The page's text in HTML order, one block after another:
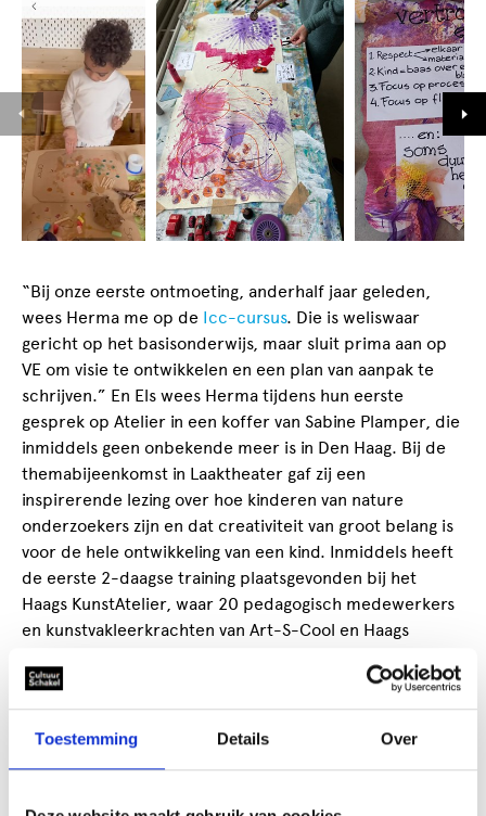
Toestemming Details Over
“Bij onze eerste ontmoeting, anderhalf jaar geleden,
wees Herma me op de Icc-cursus. Die is weliswaar
gericht op het basisonderwijs, maar sluit prima aan op
VE om visie te ontwikkelen en een plan van aanpak te
schrijven.” En Els wees Herma tijdens hun eerste
gesprek op Atelier in een koffer van Sabine Plamper, die
inmiddels geen onbekende meer is in Den Haag. Bij de
themabijeenkomst in Laaktheater gaf zij een
inspirerende lezing over hoe kinderen van nature
onderzoekers zijn en dat creativiteit van groot belang is
voor de hele ontwikkeling van een kind. Inmiddels heeft
de eerste 2-daagse training plaatsgevonden bij het
Haags KunstAtelier, waar 20 pedagogisch medewerkers
en kunstvakleerkrachten van Art-S-Cool en Haags
en haar collega’s. “Zorg voor eenvoudige, interessante
materialen zoals takken, levensmiddelen, elastiek,
ijzerdraad, oude fietsbanden en gebruik echt materiaal.